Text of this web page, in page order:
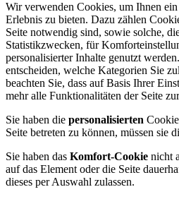
Wir verwenden Cookies, um Ihnen
Erlebnis zu bieten. Dazu zählen
Seite notwendig sind, sowie solche,
Statistikzwecken, für
personalisierter Inhalte genutzt
entscheiden, welche Kategorien Sie
beachten Sie, dass auf Basis Ihrer
mehr alle Funktionalitäten der Seite
Sie haben die personalisierten
Seite betreten zu können, müssen sie
Sie haben das Komfort-Cookie nicht
auf das Element oder die Seite
dieses per Auswahl zulassen.